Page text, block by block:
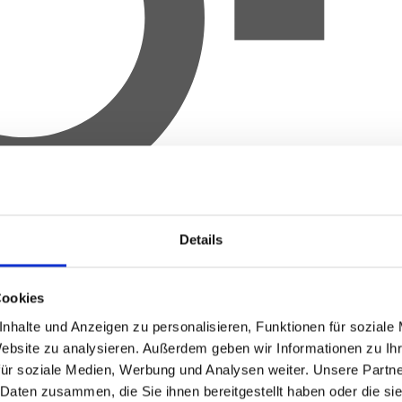
Details
und Anzeigen zu personalisieren, Funktionen für soziale
zu analysieren. Außerdem geben wir Informationen zu
soziale Medien, Werbung und Analysen weiter. Unsere
zusammen, die Sie ihnen bereitgestellt haben oder die